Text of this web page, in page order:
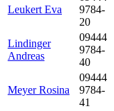
Leukert Eva
9784-
20
Lindinger
Andreas
09444
9784-
40
Meyer Rosina
09444
9784-
41